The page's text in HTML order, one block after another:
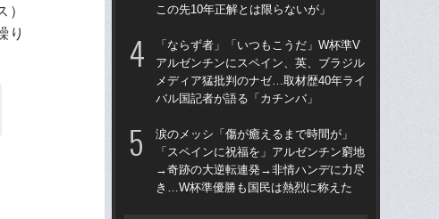
）
り
この先10年正解とは限らないが」
「ならず者」「いつもこうだ」W杯準V
アルゼンチンにスペイン、英、ブラジル
メディア猛批判のナゼ…取材歴40年ライ
バル国記者が語る「カチンバ」
涙のメッシ「傷が癒えるまで時間が」
「スペインに祝福を」アルゼンチン窮地
→奇跡の大逆転連発→非情ハンデに力尽
き…W杯準優勝も国民は熱烈に称えた